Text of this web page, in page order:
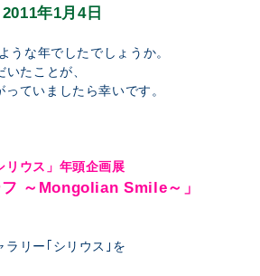
年1月4日
うな年でしたでしょうか。
いたことが、
ていましたら幸いです。
リウス」年頭企画展
～Mongolian Smile～」
ラリー｢シリウス｣を